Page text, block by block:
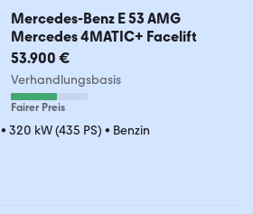
Mercedes-Benz E 53 AMG
Mercedes 4MATIC+ Facelift
53.900 €
Verhandlungsbasis
Fairer Preis
• 320 kW (435 PS) • Benzin